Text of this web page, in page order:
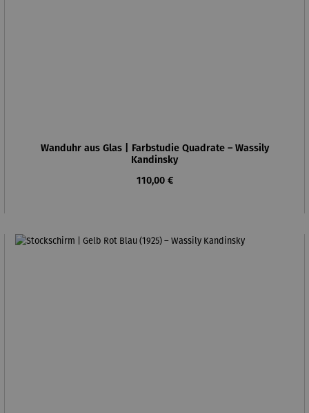
Wanduhr aus Glas | Farbstudie Quadrate – Wassily
Kandinsky
Regulärer Preis:
110,00 €